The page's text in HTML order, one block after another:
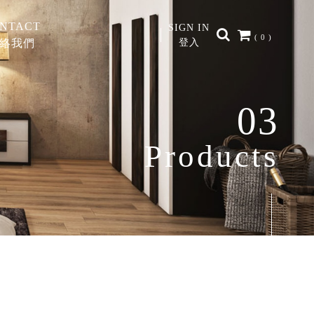
我們
SIGN IN
登入
( 0 )
03
Products